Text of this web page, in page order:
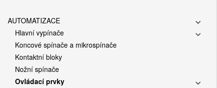
AUTOMATIZACE
Hlavní vypínače
Koncové spínače a mikrospínače
Kontaktní bloky
Nožní spínače
Ovládací prvky